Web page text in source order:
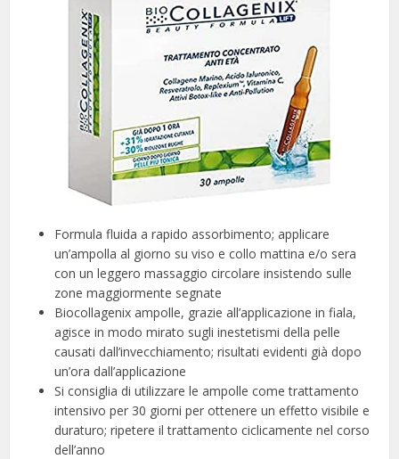
Formula fluida a rapido assorbimento; applicare
un’ampolla al giorno su viso e collo mattina e/o sera
con un leggero massaggio circolare insistendo sulle
zone maggiormente segnate
Biocollagenix ampolle, grazie all’applicazione in fiala,
agisce in modo mirato sugli inestetismi della pelle
causati dall’invecchiamento; risultati evidenti già dopo
un’ora dall’applicazione
Si consiglia di utilizzare le ampolle come trattamento
intensivo per 30 giorni per ottenere un effetto visibile e
duraturo; ripetere il trattamento ciclicamente nel corso
dell’anno